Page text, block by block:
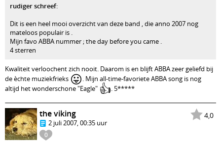
rudiger schreef:
Dit is een heel mooi overzicht van deze band , die anno 2007 nog
mateloos populair is .
Mijn favo ABBA nummer ; the day before you came .
4 sterren
Kwaliteit verloochent zich nooit. Daarom is en blijft ABBA zeer geliefd bij
de èchte muziekfrieks 😛. Mijn all-time-favoriete ABBA song is nog
altijd het wonderschone "Eagle" 👍. 5*****
4,0
0
the viking
2 juli 2007, 00:35 uur